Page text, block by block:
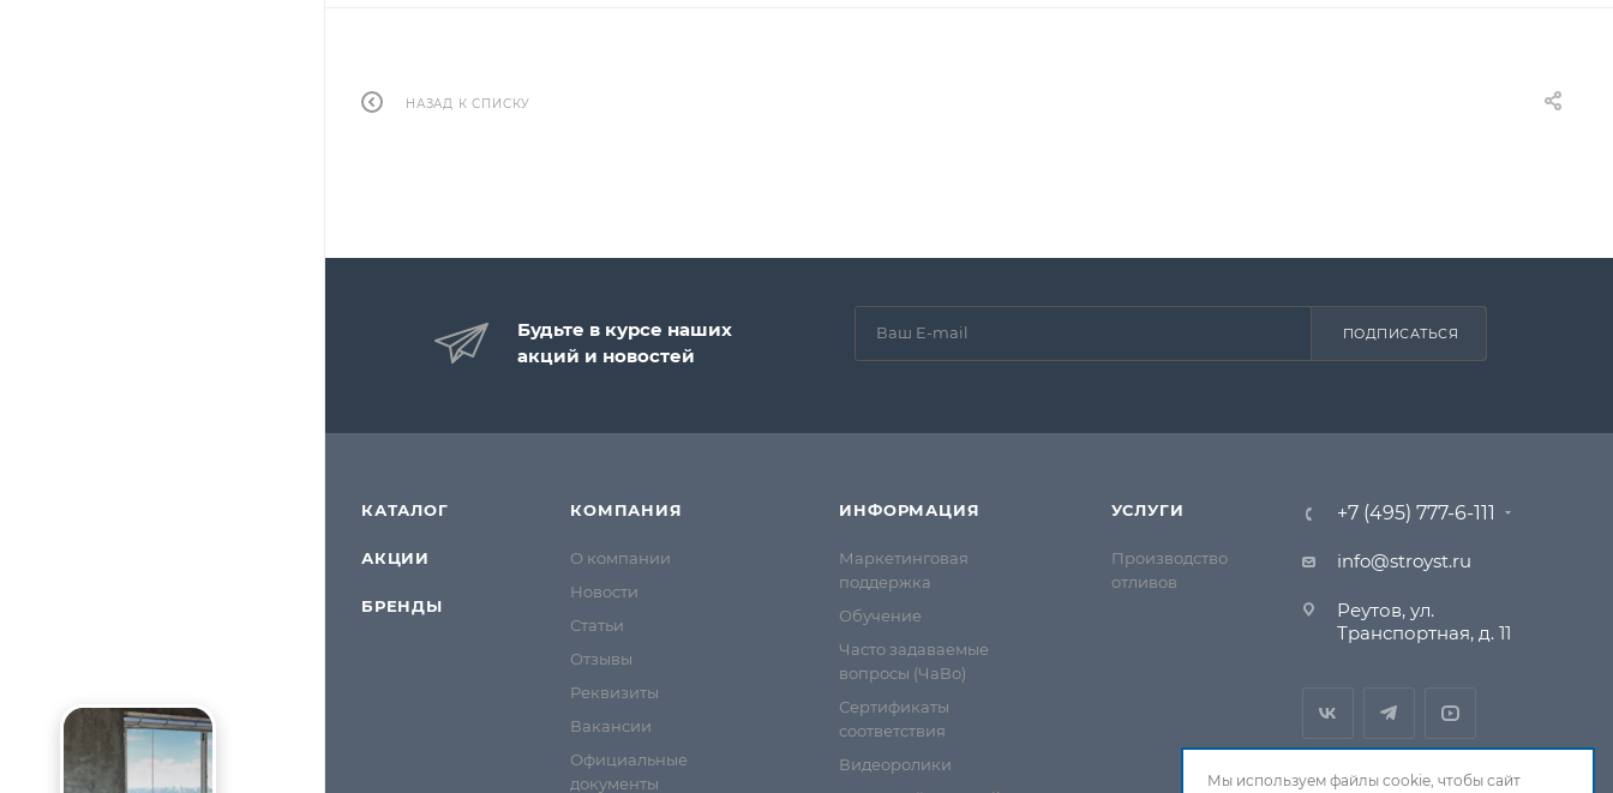
НАЗАД К СПИСКУ
Будьте в курсе наших
акций и новостей
ПОДПИСАТЬСЯ
КАТАЛОГ
АКЦИИ
БРЕНДЫ
КОМПАНИЯ
О компании
Новости
Статьи
Отзывы
Реквизиты
Вакансии
Официальные
документы
ИНФОРМАЦИЯ
Маркетинговая
поддержка
Обучение
Часто задаваемые
вопросы (ЧаВо)
Сертификаты
соответствия
Видеоролики
УСЛУГИ
Производство
отливов
+7 (495) 777-6-111
info@stroyst.ru
Реутов, ул.
Транспортная, д. 11
Мы используем файлы cookie, чтобы сайт